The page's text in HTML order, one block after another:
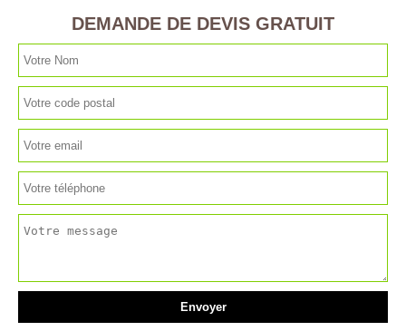
DEMANDE DE DEVIS GRATUIT